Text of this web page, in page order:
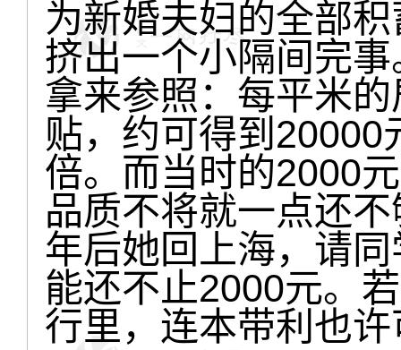
为新婚夫妇的全部
挤出一个小隔间完
拿来参照：每平米
贴，约可得到20000
倍。而当时的2000
品质不将就一点还
年后她回上海，请
能还不止2000元。
行里，连本带利也